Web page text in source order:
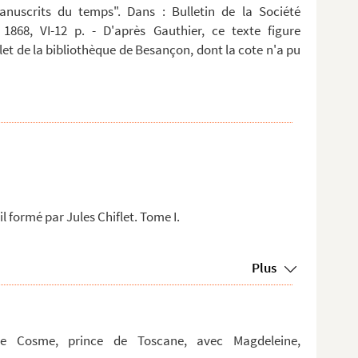
du temps". Dans : Bulletin de la Société
VI-12 p. - D'après Gauthier, ce texte figure
de la bibliothèque de Besançon, dont la cote n'a pu
formé par Jules Chiflet. Tome I.
Plus
Cosme, prince de Toscane, avec Magdeleine,